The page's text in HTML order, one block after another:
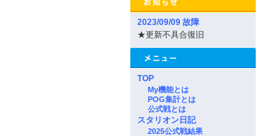
2023/09/09 故障
★更新不具合復旧
TOP
My機能とは
POG集計とは
公式戦とは
スタリオン日記
2025公式戦結果